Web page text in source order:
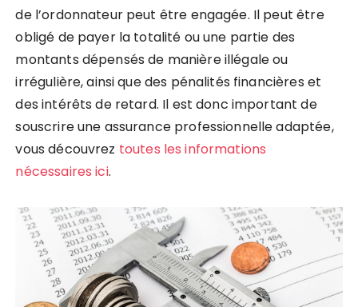
de l’ordonnateur peut être engagée. Il peut être
obligé de payer la totalité ou une partie des
montants dépensés de manière illégale ou
irrégulière, ainsi que des pénalités financières et
des intérêts de retard. Il est donc important de
souscrire une assurance professionnelle adaptée,
vous découvrez toutes les informations
nécessaires ici.